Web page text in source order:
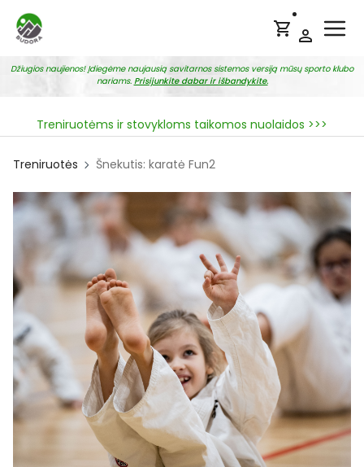
Džiugios naujienos! Įdiegėme naujausią savitarnos sistemos versiją mūsų sporto klubo
nariams. Prisijunkite dabar ir išbandykite.
Treniruotėms ir stovykloms taikomos nuolaidos >>>
Treniruotės Šnekutis: karatė Fun2